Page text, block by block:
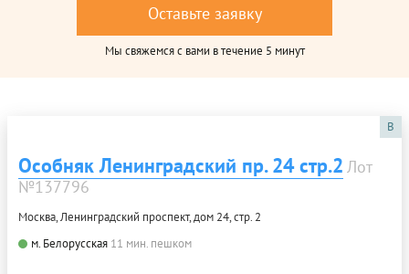
Оставьте заявку
Мы свяжемся с вами в течение 5 минут
B
Особняк Ленинградский пр. 24 стр.2 Лот
№137796
Москва, Ленинградский проспект, дом 24, стр. 2
м. Белорусская 11 мин. пешком